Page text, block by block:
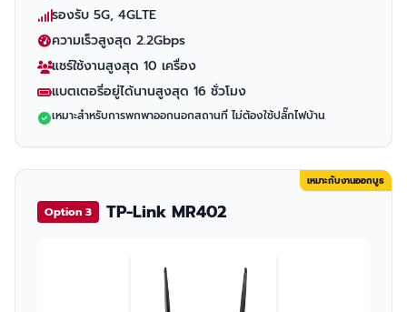
รองรับ 5G, 4GLTE
ความเร็วสูงสุด 2.2Gbps
แชร์ใช้งานสูงสุด 10 เครื่อง
แบตเตอรี่อยู่ได้นานสูงสุด 16 ชั่วโมง
เหมาะสำหรับการพกพาออกนอกสถานที่ ไม่ต้องใช้ปลั๊กไฟบ้าน
เหมาะกับงานออกบูธ
Option 3 TP-Link MR402